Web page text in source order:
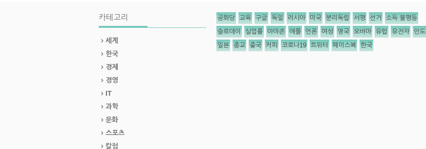
카테고리
세계
한국
경제
경영
IT
과학
문화
스포츠
칼럼
공화당 교육 구글 독일 러시아 미국 분리독립 서평 선거 소득 불평등
슬로데이 실업률 아마존 애플 언론 여성 영국 오바마 유럽 유전자 인도
일본 종교 중국 커피 코로나19 트위터 페이스북 한국